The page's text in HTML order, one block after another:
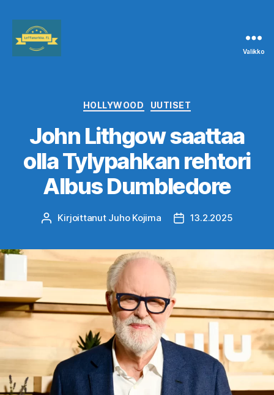
Valikko
Kategoriat
HOLLYWOOD UUTISET
John Lithgow saattaa
olla Tylypahkan rehtori
Albus Dumbledore
Kirjoittaja
Kirjoittanut Juho Kojima Julkaisupäivämäärä
13.2.2025